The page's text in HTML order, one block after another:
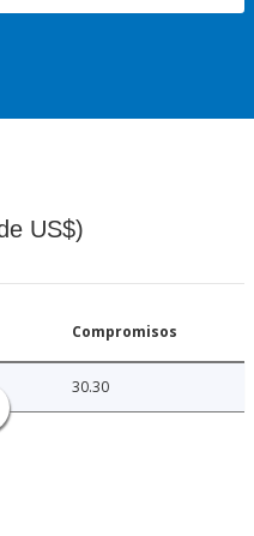
US$)
Compromisos
30.30